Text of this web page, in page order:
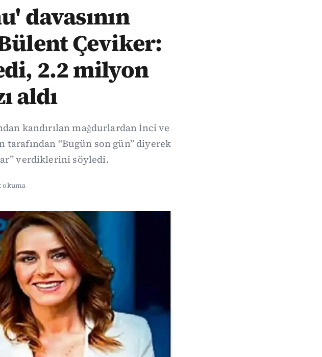
davasının
Çeviker:
2.2 milyon
aldı
kandırılan mağdurlardan İnci ve
“Bugün son gün” diyerek
verdiklerini söyledi.
okuma